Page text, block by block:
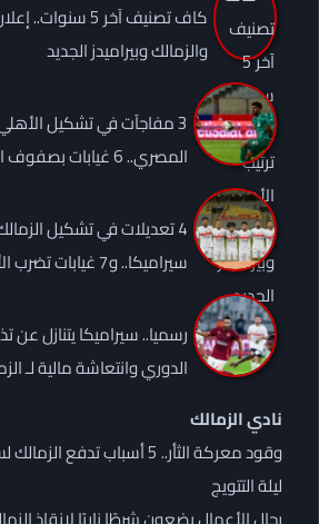
كاف تصنيف آخر 5
والزمالك وبيراميدز الجديد
3 مفاجآت في تشكيل
المصري.. 6 غيابات بصفوف الأحمر
4 تعديلات في تشكيل
سيراميكا.. و7 غيابات تضرب الأبيض
رسميا.. سيراميكا يتنازل عن
الدوري وانتعاشة مالية لـ
نادي الزمالك
وقود معركة الثأر.. 5 أسباب
ليلة التتويج